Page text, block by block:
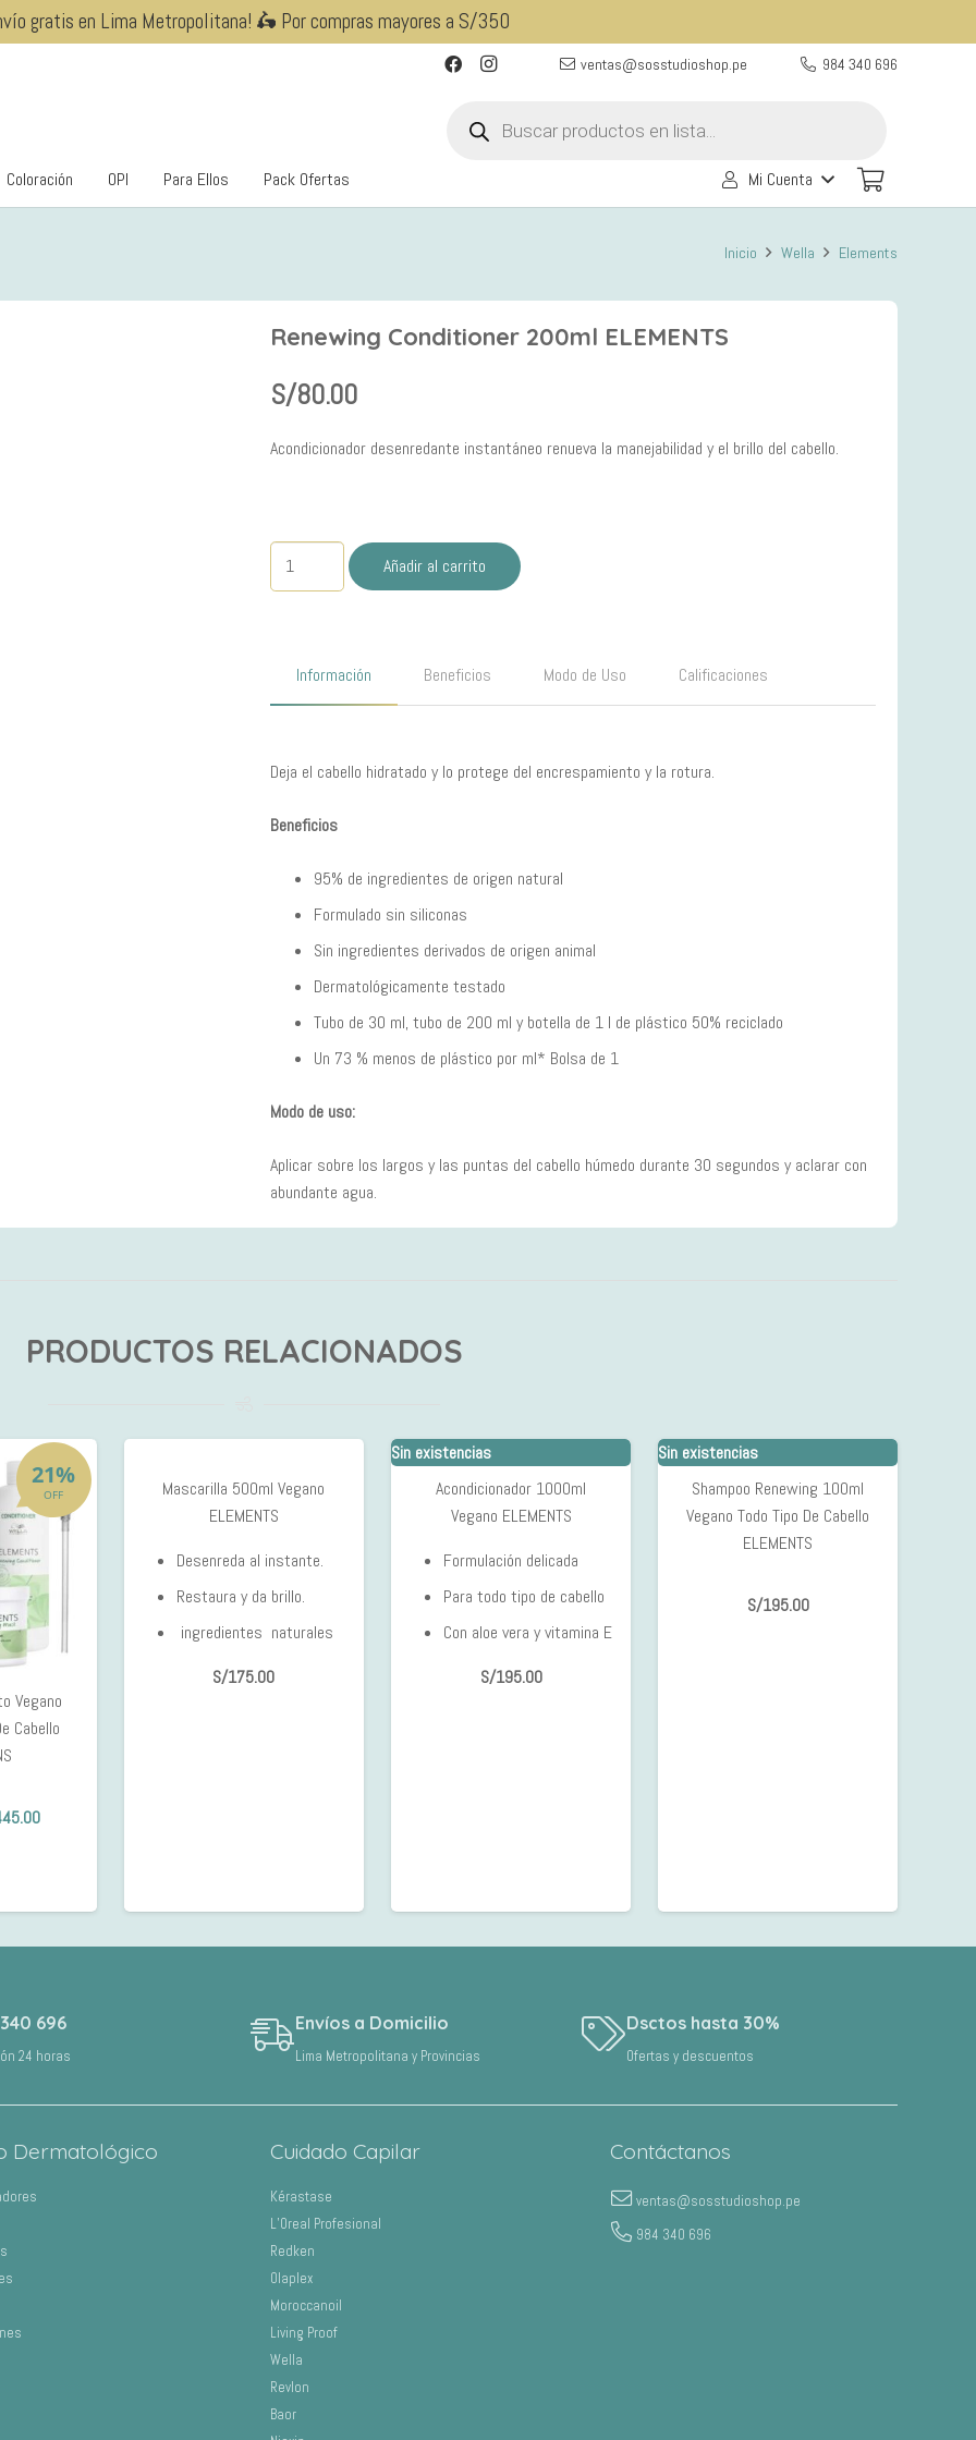
gratis en Lima Metropolitana! 🛵 Por compras mayores a S/350
ventas@sosstudioshop.pe 984 340 696
productos
Coloración OPI Para Ellos Pack Ofertas Mi Cuenta
Inicio Wella Elements
Renewing Conditioner 200ml ELEMENTS
S/80.00
Acondicionador desenredante instantáneo renueva la manejabilidad y el brillo del cabello.
Renewing
Conditioner
Añadir al carrito
Información Beneficios Modo de Uso Calificaciones
Deja el cabello hidratado y lo protege del encrespamiento y la rotura.
Beneficios
95% de ingredientes de origen natural
Formulado sin siliconas
Sin ingredientes derivados de origen animal
Dermatológicamente testado
Tubo de 30 ml, tubo de 200 ml y botella de 1 l de plástico 50% reciclado
Un 73 % menos de plástico por ml* Bolsa de 1
Modo de uso:
Aplicar sobre los largos y las puntas del cabello húmedo durante 30 segundos y aclarar con
abundante agua.
PRODUCTOS RELACIONADOS
Vegano
Cabello
El
Mascarilla 500ml Vegano
ELEMENTS
Desenreda al instante.
Restaura y da brillo.
ingredientes naturales
S/175.00
Sin existencias
Acondicionador 1000ml
Vegano ELEMENTS
Formulación delicada
Para todo tipo de cabello
Con aloe vera y vitamina E
S/195.00
Sin existencias
Shampoo Renewing 100ml
Vegano Todo Tipo De Cabello
ELEMENTS
S/195.00
696
24 horas
Envíos a Domicilio
Lima Metropolitana y Provincias
Dsctos hasta 30%
Ofertas y descuentos
Dermatológico Cuidado Capilar
Kérastase
L’Oreal Profesional
Redken
Olaplex
Moroccanoil
Living Proof
Wella
Revlon
Baor
Contáctanos
ventas@sosstudioshop.pe
984 340 696
OFF
21%